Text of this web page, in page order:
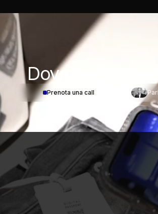
Dove vorresti
Prenota una call